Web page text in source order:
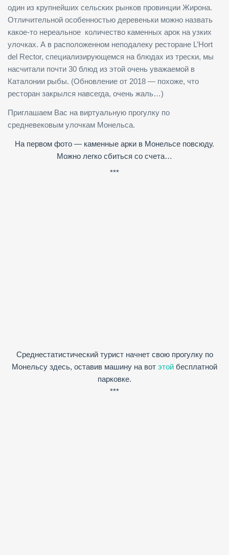
один из крупнейших сельских рынков провинции Жирона.
Отличительной особенностью деревеньки можно назвать
какое-то нереальное количество каменных арок на узких
улочках. А в расположенном неподалеку ресторане L’Hort
del Rector, специализирующемся на блюдах из трески, мы
насчитали почти 30 блюд из этой очень уважаемой в
Каталонии рыбы. (Обновление от 2018 — похоже, что
ресторан закрылся навсегда, очень жаль…)
Приглашаем Вас на виртуальную прогулку по
средневековым улочкам Монельса.
На первом фото — каменные арки в Монельсе повсюду.
Можно легко сбиться со счета…
***
Среднестатистический турист начнет свою прогулку по
Монельсу здесь, оставив машину на вот этой бесплатной
парковке.
***